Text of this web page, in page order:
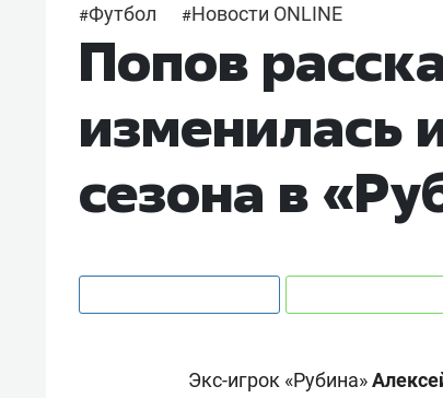
#Футбол #Новости ONLINE
Попов
изменилась
сезона в
Экс-игрок «Рубина»